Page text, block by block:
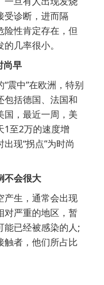
受诊断，进而隔
险性肯定存在，但
几率很小。
尚早
中”在欧洲，特别
包括德国、法国和
国，最近一周，美
1至2万的速度增
现“拐点”为时尚
不会很大
生，通常会出现
对严重的地区，暂
能已经被感染的人;
触者，他们所占比